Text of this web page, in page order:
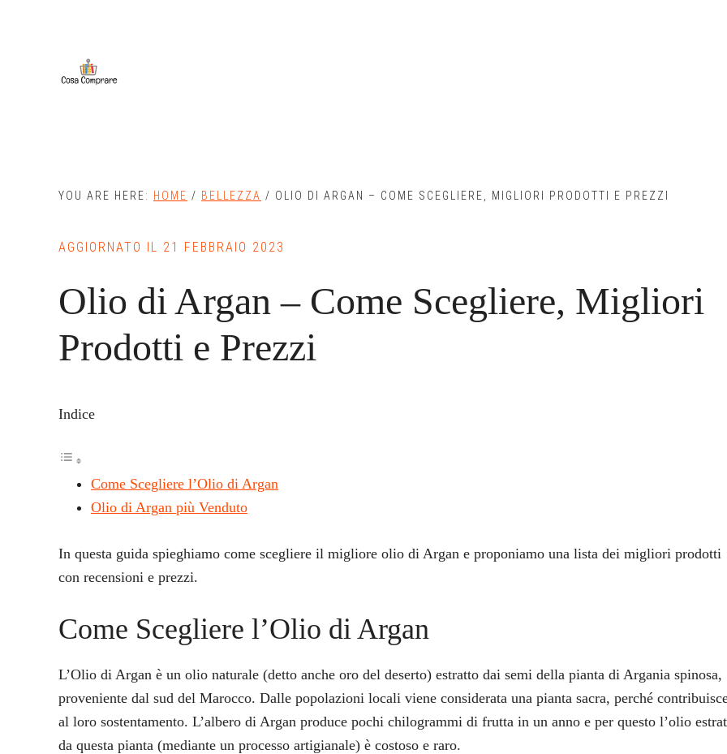
YOU ARE HERE: HOME / BELLEZZA / OLIO DI ARGAN – COME SCEGLIERE, MIGLIORI PRODOTTI E PREZZI
AGGIORNATO IL 21 FEBBRAIO 2023
Olio di Argan – Come Scegliere, Migliori
Prodotti e Prezzi
Indice
Come Scegliere l’Olio di Argan
Olio di Argan più Venduto
In questa guida spieghiamo come scegliere il migliore olio di Argan e proponiamo una lista dei migliori prodotti
con recensioni e prezzi.
Come Scegliere l’Olio di Argan
L’Olio di Argan è un olio naturale (detto anche oro del deserto) estratto dai semi della pianta di Argania spinosa,
proveniente dal sud del Marocco. Dalle popolazioni locali viene considerata una pianta sacra, perché
al loro sostentamento. L’albero di Argan produce pochi chilogrammi di frutta in un anno e per questo l’olio
da questa pianta (mediante un processo artigianale) è costoso e raro.